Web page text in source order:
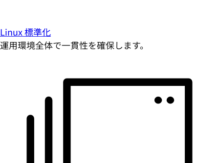
Linux 標準化
運用環境全体で一貫性を確保します。